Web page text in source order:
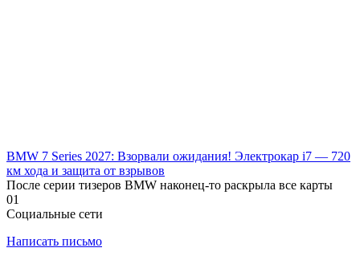
BMW 7 Series 2027: Взорвали ожидания! Электрокар i7 — 720
км хода и защита от взрывов
После серии тизеров BMW наконец-то раскрыла все карты
01
Социальные сети
Написать письмо